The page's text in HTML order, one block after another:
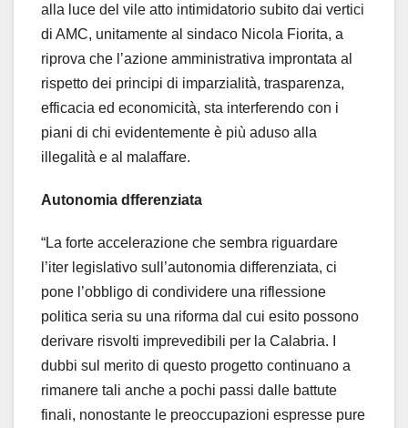
alla luce del vile atto intimidatorio subito dai vertici
di AMC, unitamente al sindaco Nicola Fiorita, a
riprova che l’azione amministrativa improntata al
rispetto dei principi di imparzialità, trasparenza,
efficacia ed economicità, sta interferendo con i
piani di chi evidentemente è più aduso alla
illegalità e al malaffare.
Autonomia dfferenziata
“La forte accelerazione che sembra riguardare
l’iter legislativo sull’autonomia differenziata, ci
pone l’obbligo di condividere una riflessione
politica seria su una riforma dal cui esito possono
derivare risvolti imprevedibili per la Calabria. I
dubbi sul merito di questo progetto continuano a
rimanere tali anche a pochi passi dalle battute
finali, nonostante le preoccupazioni espresse pure